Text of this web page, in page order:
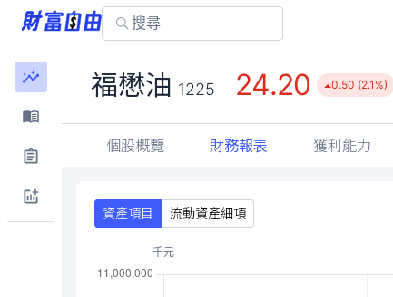
福懋油 1225 24.20 0.50 (2.1%)
個股概覽 財務報表 獲利能力
資產項目 流動資產細項